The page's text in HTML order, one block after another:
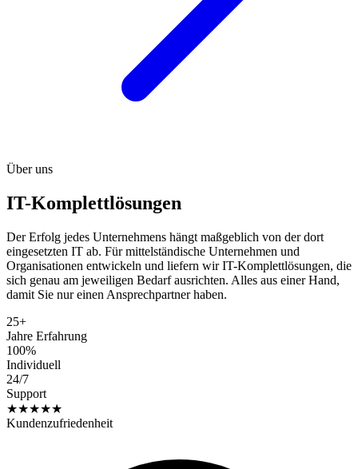
Über uns
IT-Komplettlösungen
Der Erfolg jedes Unternehmens hängt maßgeblich von der dort
eingesetzten IT ab. Für mittelständische Unternehmen und
Organisationen entwickeln und liefern wir IT-Komplettlösungen, die
sich genau am jeweiligen Bedarf ausrichten. Alles aus einer Hand,
damit Sie nur einen Ansprechpartner haben.
25+
Jahre Erfahrung
100%
Individuell
24/7
Support
★★★★★
Kundenzufriedenheit